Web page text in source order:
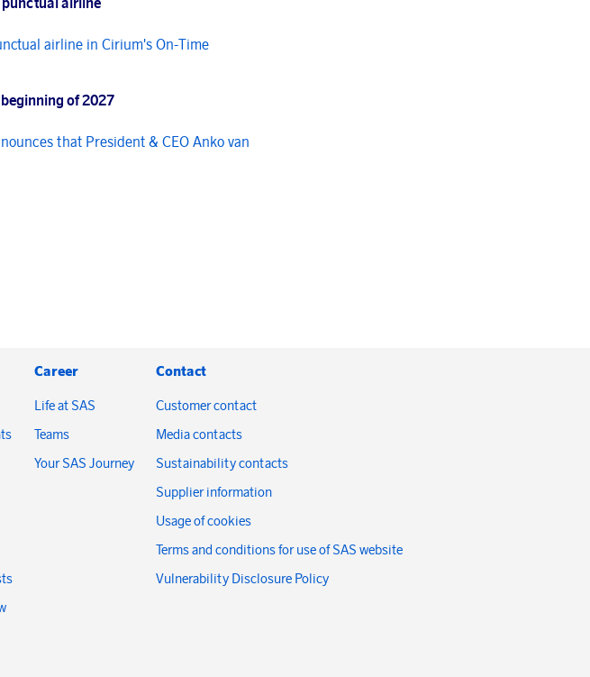
airline in Cirium's On-Time
of 2027
that President & CEO Anko van
Career
Life at SAS
Teams
Your SAS Journey
Contact
Customer contact
Media contacts
Sustainability contacts
Supplier information
Usage of cookies
Terms and conditions for use of SAS website
Vulnerability Disclosure Policy